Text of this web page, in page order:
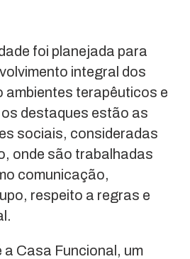
foi planejada para
integral dos
ambientes terapêuticos e
destaques estão as
sociais, consideradas
onde são trabalhadas
comunicação,
respeito a regras e
a Casa Funcional, um